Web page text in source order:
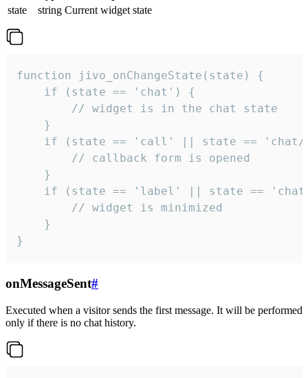
state
string Current widget state
function jivo_onChangeState(state) {
    if (state == 'chat') {
        // widget is in the chat state
    }
if (state == 'call' || state ==
        // callback form is opened
    }
if (state == 'label' || state ==
        // widget is minimized
    }
}
onMessageSent#
Executed when a visitor sends the first message. It will be performed
only if there is no chat history.